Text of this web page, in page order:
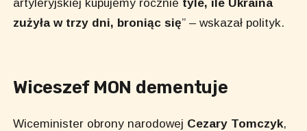
zużyła w trzy dni, broniąc się” – wskazał polityk.
Wiceszef MON dementuje
Wiceminister obrony narodowej Cezary Tomczyk,